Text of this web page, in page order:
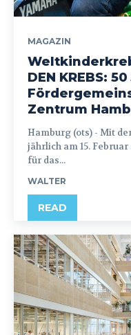
MAGAZIN
DEN KREBS:
Zentrum
Hamburg (ots) - Mit dem Weltkinderkrebstag, der
jährlich am 15.
für das...
WALTER
READ